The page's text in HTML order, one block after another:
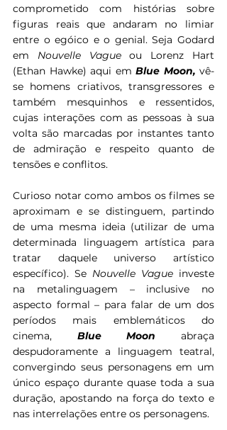
comprometido com histórias sobre
figuras reais que andaram no limiar
entre o egóico e o genial. Seja Godard
em Nouvelle Vague ou Lorenz Hart
(Ethan Hawke) aqui em Blue Moon, vê-
se homens criativos, transgressores e
também mesquinhos e ressentidos,
cujas interações com as pessoas à sua
volta são marcadas por instantes tanto
de admiração e respeito quanto de
tensões e conflitos.
Curioso notar como ambos os filmes se
aproximam e se distinguem, partindo
de uma mesma ideia (utilizar de uma
determinada linguagem artística para
tratar daquele universo artístico
específico). Se Nouvelle Vague investe
na metalinguagem – inclusive no
aspecto formal – para falar de um dos
períodos mais emblemáticos do
cinema, Blue Moon abraça
despudoramente a linguagem teatral,
convergindo seus personagens em um
único espaço durante quase toda a sua
duração, apostando na força do texto e
nas interrelações entre os personagens.